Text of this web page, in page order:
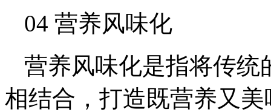
04 营养风味化
营养风味化是指将传统
相结合，打造既营养又